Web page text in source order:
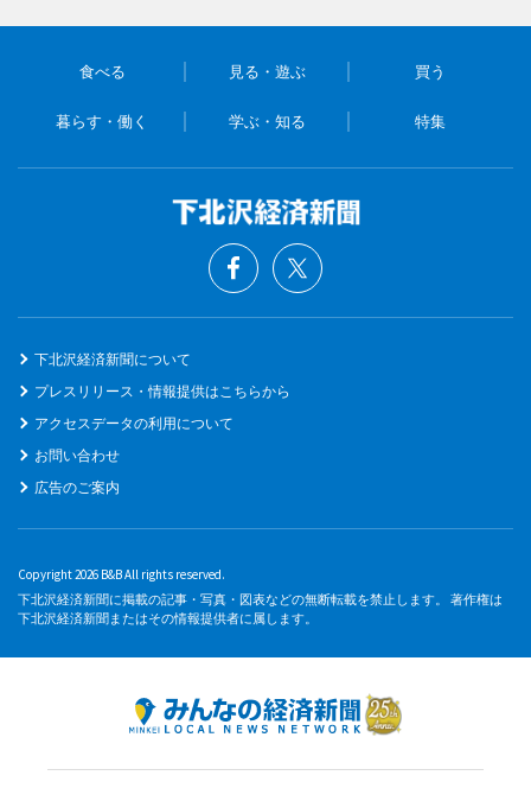
食べる 見る・遊ぶ 買う
暮らす・働く 学ぶ・知る 特集
下北沢経済新聞について
プレスリリース・情報提供はこちらから
アクセスデータの利用について
お問い合わせ
広告のご案内
Copyright 2026 B&B All rights reserved.
下北沢経済新聞に掲載の記事・写真・図表などの無断転載を禁止します。 著作権は
下北沢経済新聞またはその情報提供者に属します。